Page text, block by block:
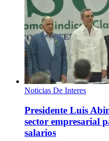
Noticias De Interes
Presidente Luis
sector empresarial
salarios